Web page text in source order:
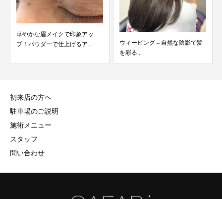
華やかな眉メイクで印象アッ
プ！パウダーで仕上げるア...
ウィービング – 自然な陰影で髪
を彩る...
初来店の方へ
駐車場のご説明
施術メニュー
スタッフ
問い合わせ